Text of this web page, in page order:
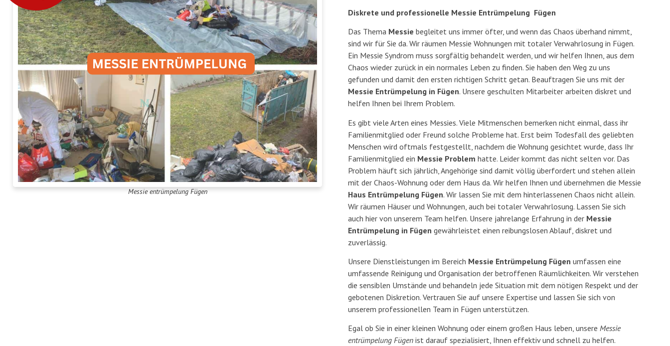
Messie entrümpelung Fügen
Diskrete und professionelle Messie Entrümpelung Fügen
Das Thema Messie begleitet uns immer öfter, und wenn das Chaos überhand nimmt,
sind wir für Sie da. Wir räumen Messie Wohnungen mit totaler Verwahrlosung in Fügen.
Ein Messie Syndrom muss sorgfältig behandelt werden, und wir helfen Ihnen, aus dem
Chaos wieder zurück in ein normales Leben zu finden. Sie haben den Weg zu uns
gefunden und damit den ersten richtigen Schritt getan. Beauftragen Sie uns mit der
Messie Entrümpelung in Fügen. Unsere geschulten Mitarbeiter arbeiten diskret und
helfen Ihnen bei Ihrem Problem.
Es gibt viele Arten eines Messies. Viele Mitmenschen bemerken nicht einmal, dass ihr
Familienmitglied oder Freund solche Probleme hat. Erst beim Todesfall des geliebten
Menschen wird oftmals festgestellt, nachdem die Wohnung gesichtet wurde, dass Ihr
Familienmitglied ein Messie Problem hatte. Leider kommt das nicht selten vor. Das
Problem häuft sich jährlich, Angehörige sind damit völlig überfordert und stehen allein
mit der Chaos-Wohnung oder dem Haus da. Wir helfen Ihnen und übernehmen die Messie
Haus Entrümpelung Fügen. Wir lassen Sie mit dem hinterlassenen Chaos nicht allein.
Wir räumen Häuser und Wohnungen, auch bei totaler Verwahrlosung. Lassen Sie sich
auch hier von unserem Team helfen. Unsere jahrelange Erfahrung in der Messie
Entrümpelung in Fügen gewährleistet einen reibungslosen Ablauf, diskret und
zuverlässig.
Unsere Dienstleistungen im Bereich Messie Entrümpelung Fügen umfassen eine
umfassende Reinigung und Organisation der betroffenen Räumlichkeiten. Wir verstehen
die sensiblen Umstände und behandeln jede Situation mit dem nötigen Respekt und der
gebotenen Diskretion. Vertrauen Sie auf unsere Expertise und lassen Sie sich von
unserem professionellen Team in Fügen unterstützen.
Egal ob Sie in einer kleinen Wohnung oder einem großen Haus leben, unsere Messie
entrümpelung Fügen ist darauf spezialisiert, Ihnen effektiv und schnell zu helfen.